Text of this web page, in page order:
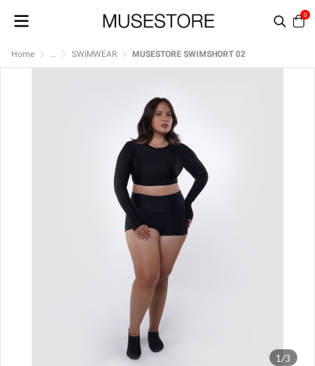
0
Home ... SWIMWEAR MUSESTORE SWIMSHORT 02
1/3